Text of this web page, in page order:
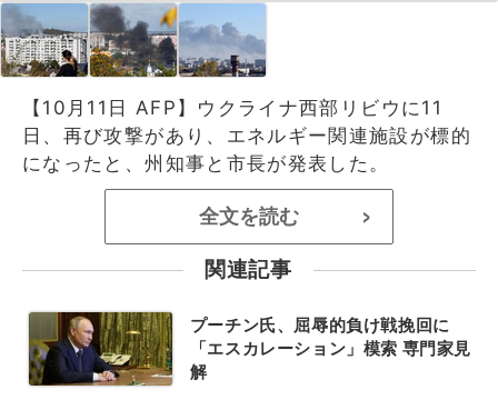
【10月11日 AFP】ウクライナ西部リビウに11
日、再び攻撃があり、エネルギー関連施設が標的
になったと、州知事と市長が発表した。
全文を読む >
関連記事
プーチン氏、屈辱的負け戦挽回に
「エスカレーション」模索 専門家見
解